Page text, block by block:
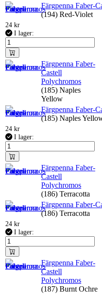
Färgpenna Faber-
(194) Red-Violet
24 kr
I lager:
Färgpenna Faber-
Castell
Polychromos
(185) Naples
Yellow
Färgpenna Faber-
(185) Naples
24 kr
I lager:
Färgpenna Faber-
Castell
Polychromos
(186) Terracotta
Färgpenna Faber-
(186) Terracotta
24 kr
I lager:
Färgpenna Faber-
Castell
Polychromos
(187) Burnt Ochre